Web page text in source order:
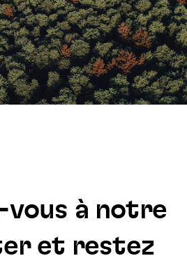
vous à notre
et restez